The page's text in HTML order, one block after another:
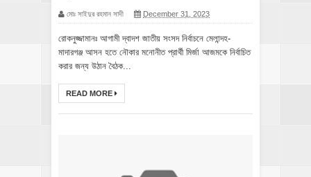
মোঃ সাইদুর রহমান সাদী December 31, 2023
রোকনুজ্জামানঃ আগামী দ্বাদশ জাতীয় সংসদ নির্বাচনে মেলান্দহ-
মাদারগঞ্জ আসন হতে নৌকার মনোনীত প্রার্থী মির্জা আজমকে নির্বাচিত
করার জন্য উঠান বৈঠক...
READ MORE